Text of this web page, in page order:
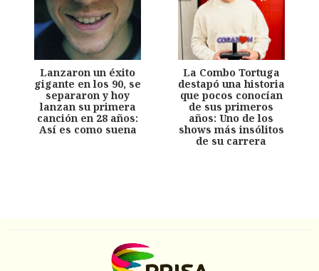
Lanzaron un éxito
gigante en los 90, se
separaron y hoy
lanzan su primera
canción en 28 años:
Así es como suena
La Combo Tortuga
destapó una historia
que pocos conocían
de sus primeros
años: Uno de los
shows más insólitos
de su carrera